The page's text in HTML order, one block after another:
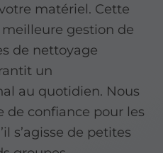
matériel. Cette
gestion de
de nettoyage
un
au quotidien. Nous
de confiance pour les
s’agisse de petites